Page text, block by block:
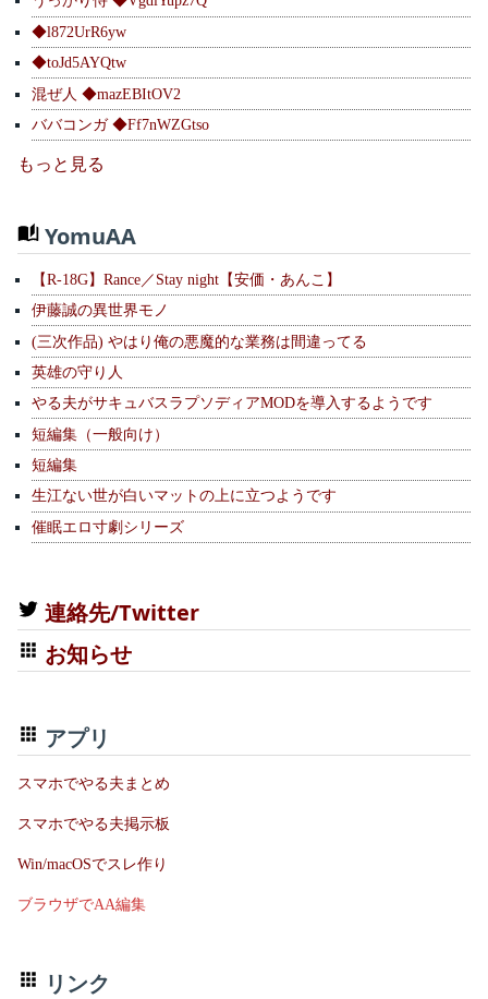
◆l872UrR6yw
◆toJd5AYQtw
混ぜ人 ◆mazEBItOV2
ババコンガ ◆Ff7nWZGtso
もっと見る
YomuAA
【R-18G】Rance／Stay night【安価・あんこ】
伊藤誠の異世界モノ
(三次作品) やはり俺の悪魔的な業務は間違ってる
英雄の守り人
やる夫がサキュバスラプソディアMODを導入するようです
短編集（一般向け）
短編集
生江ない世が白いマットの上に立つようです
催眠エロ寸劇シリーズ
連絡先/Twitter
お知らせ
アプリ
スマホでやる夫まとめ
スマホでやる夫掲示板
Win/macOSでスレ作り
ブラウザでAA編集
リンク